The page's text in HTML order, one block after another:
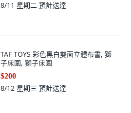
8/11 星期二 預計送達
TAF TOYS 彩色黑白雙面立體布書, 獅
子床圍, 獅子床圍
$200
8/12 星期三 預計送達